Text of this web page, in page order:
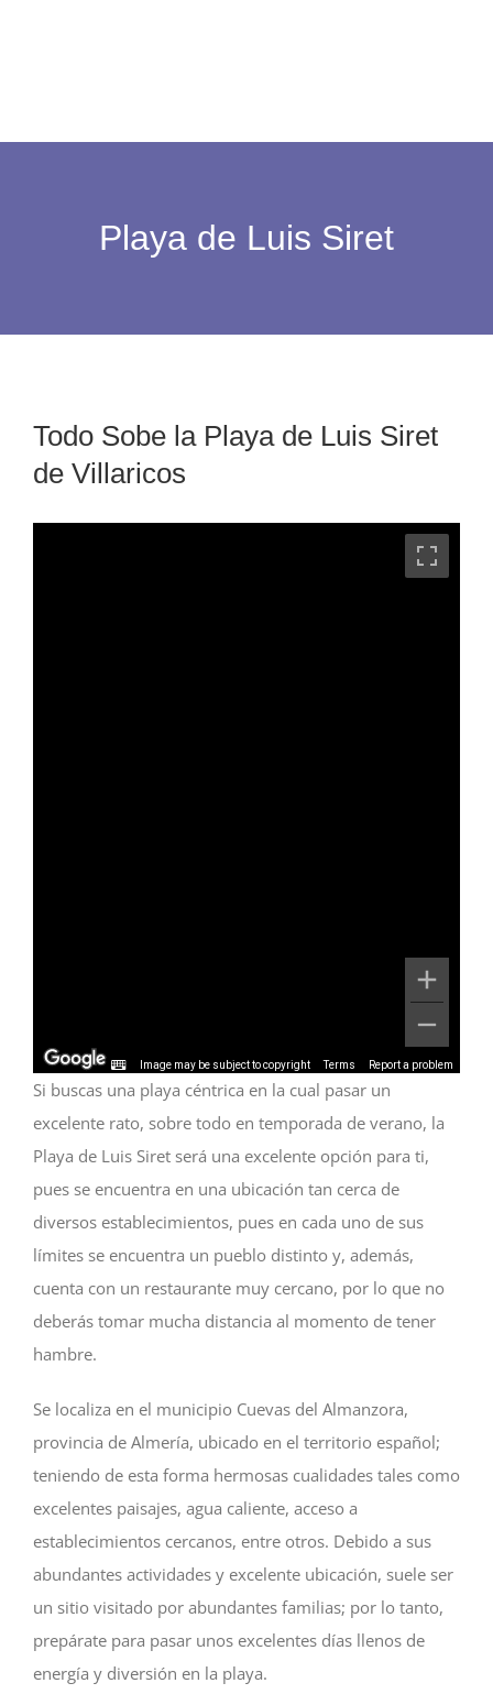
Playa de Luis Siret
Todo Sobe la Playa de Luis Siret
de Villaricos
Image may be subject to copyright Terms Report a problem
Si buscas una playa céntrica en la cual pasar un
excelente rato, sobre todo en temporada de verano, la
Playa de Luis Siret será una excelente opción para ti,
pues se encuentra en una ubicación tan cerca de
diversos establecimientos, pues en cada uno de sus
límites se encuentra un pueblo distinto y, además,
cuenta con un restaurante muy cercano, por lo que no
deberás tomar mucha distancia al momento de tener
hambre.
Se localiza en el municipio Cuevas del Almanzora,
provincia de Almería, ubicado en el territorio español;
teniendo de esta forma hermosas cualidades tales como
excelentes paisajes, agua caliente, acceso a
establecimientos cercanos, entre otros. Debido a sus
abundantes actividades y excelente ubicación, suele ser
un sitio visitado por abundantes familias; por lo tanto,
prepárate para pasar unos excelentes días llenos de
energía y diversión en la playa.